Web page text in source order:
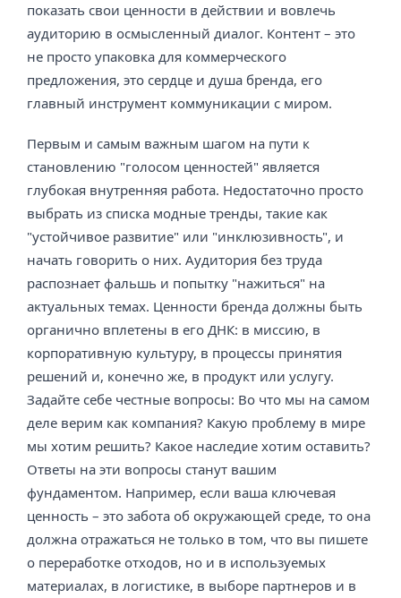
показать свои ценности в действии и вовлечь
аудиторию в осмысленный диалог. Контент – это
не просто упаковка для коммерческого
предложения, это сердце и душа бренда, его
главный инструмент коммуникации с миром.
Первым и самым важным шагом на пути к
становлению "голосом ценностей" является
глубокая внутренняя работа. Недостаточно просто
выбрать из списка модные тренды, такие как
"устойчивое развитие" или "инклюзивность", и
начать говорить о них. Аудитория без труда
распознает фальшь и попытку "нажиться" на
актуальных темах. Ценности бренда должны быть
органично вплетены в его ДНК: в миссию, в
корпоративную культуру, в процессы принятия
решений и, конечно же, в продукт или услугу.
Задайте себе честные вопросы: Во что мы на самом
деле верим как компания? Какую проблему в мире
мы хотим решить? Какое наследие хотим оставить?
Ответы на эти вопросы станут вашим
фундаментом. Например, если ваша ключевая
ценность – это забота об окружающей среде, то она
должна отражаться не только в том, что вы пишете
о переработке отходов, но и в используемых
материалах, в логистике, в выборе партнеров и в